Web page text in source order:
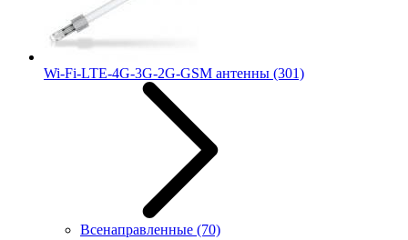
Wi-Fi-LTE-4G-3G-2G-GSM антенны (301)
Всенаправленные (70)